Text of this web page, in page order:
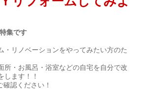
集です
・リノベーションをやってみたい方のた
所・お風呂・浴室などの自宅を自分で改
します！！
認ください！